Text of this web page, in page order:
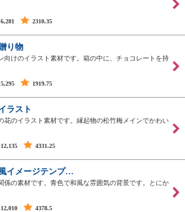
6,281 2310.35
り物
向けのイラスト素材です。箱の中に、チョコレートを持
5,295 1919.75
ラスト
花のイラスト素材です。縁起物の松竹梅メインでかわい
12,135 4331.25
イメージテンプ…
係の素材です。青色で和風な雰囲気の背景です。とにか
12,010 4378.5